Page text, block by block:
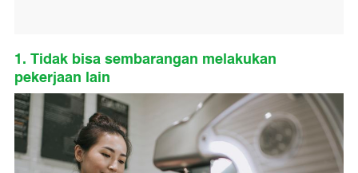
1. Tidak bisa sembarangan melakukan
pekerjaan lain